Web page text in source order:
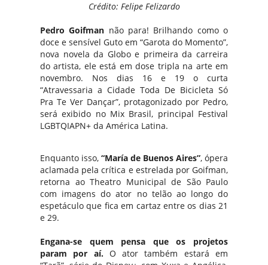
Crédito: Felipe Felizardo
Pedro Goifman não para! Brilhando como o
doce e sensível Guto em “Garota do Momento”,
nova novela da Globo e primeira da carreira
do artista, ele está em dose tripla na arte em
novembro. Nos dias 16 e 19 o curta
“Atravessaria a Cidade Toda De Bicicleta Só
Pra Te Ver Dançar”, protagonizado por Pedro,
será exibido no Mix Brasil, principal Festival
LGBTQIAPN+ da América Latina.
Enquanto isso, “María de Buenos Aires”, ópera
aclamada pela crítica e estrelada por Goifman,
retorna ao Theatro Municipal de São Paulo
com imagens do ator no telão ao longo do
espetáculo que fica em cartaz entre os dias 21
e 29.
Engana-se quem pensa que os projetos
param por aí. O ator também estará em